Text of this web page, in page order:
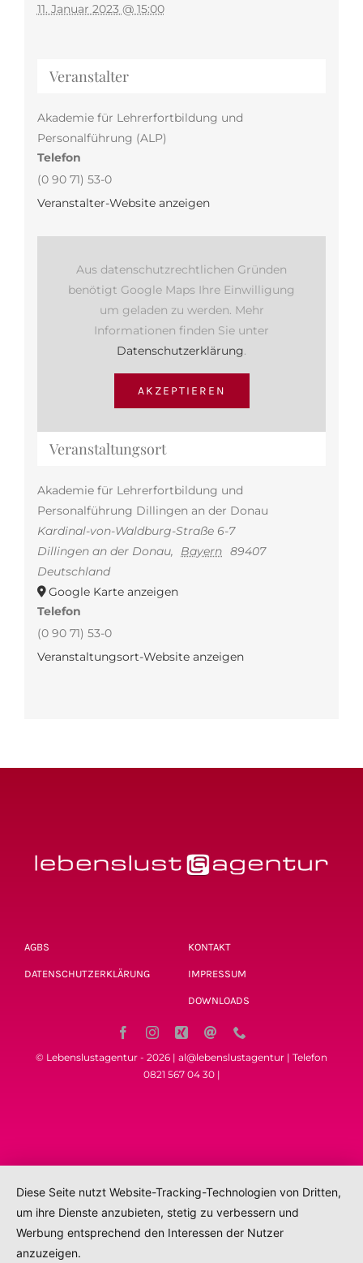
11. Januar 2023 @ 15:00
Veranstalter
Akademie für Lehrerfortbildung und
Personalführung (ALP)
Telefon
(0 90 71) 53-0
Veranstalter-Website anzeigen
Veranstaltungsort
Akademie für Lehrerfortbildung und
Personalführung Dillingen an der Donau
Kardinal-von-Waldburg-Straße 6-7
Dillingen an der Donau, Bayern 89407
Deutschland
Google Karte anzeigen
Telefon
(0 90 71) 53-0
Veranstaltungsort-Website anzeigen
Aus datenschutzrechtlichen Gründen
benötigt Google Maps Ihre Einwilligung
um geladen zu werden. Mehr
Informationen finden Sie unter
Datenschutzerklärung.
AKZEPTIEREN
AGBS
DATENSCHUTZERKLÄRUNG
KONTAKT
IMPRESSUM
DOWNLOADS
© Lebenslustagentur - 2026 | al@lebenslustagentur | Telefon
0821 567 04 30 |
Diese Seite nutzt Website-Tracking-Technologien von Dritten,
um ihre Dienste anzubieten, stetig zu verbessern und
Werbung entsprechend den Interessen der Nutzer
anzuzeigen.